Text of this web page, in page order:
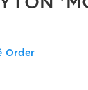
Order